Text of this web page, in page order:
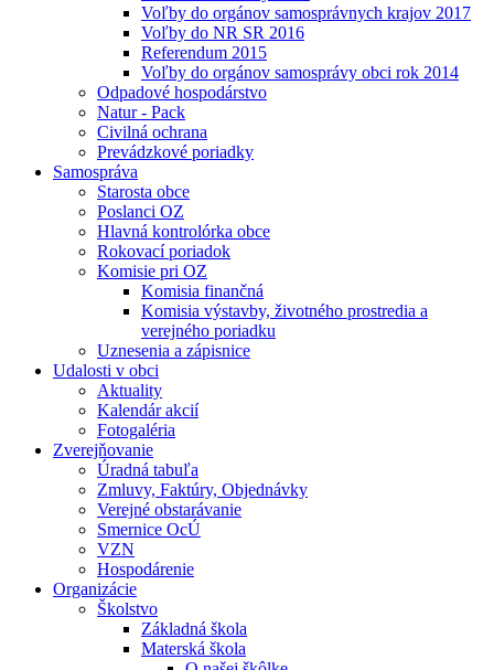
Voľby do orgánov samosprávnych krajov 2017
Voľby do NR SR 2016
Referendum 2015
Voľby do orgánov samosprávy obci rok 2014
Odpadové hospodárstvo
Natur - Pack
Civilná ochrana
Prevádzkové poriadky
Samospráva
Starosta obce
Poslanci OZ
Hlavná kontrolórka obce
Rokovací poriadok
Komisie pri OZ
Komisia finančná
Komisia výstavby, životného prostredia a
verejného poriadku
Uznesenia a zápisnice
Udalosti v obci
Aktuality
Kalendár akcií
Fotogaléria
Zverejňovanie
Úradná tabuľa
Zmluvy, Faktúry, Objednávky
Verejné obstarávanie
Smernice OcÚ
VZN
Hospodárenie
Organizácie
Školstvo
Základná škola
Materská škola